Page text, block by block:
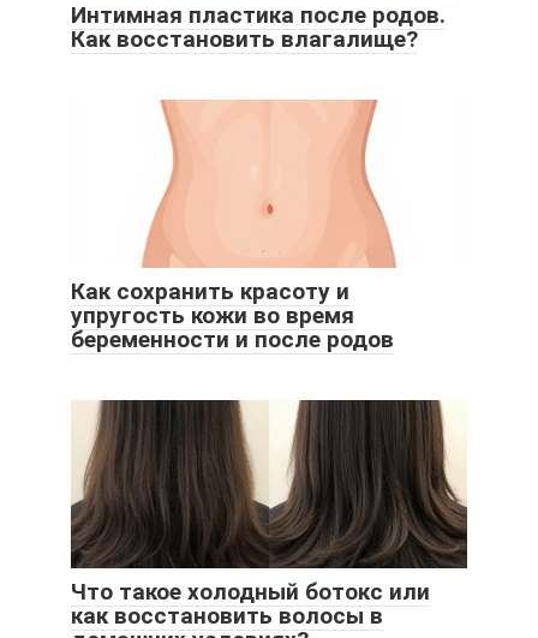
Интимная пластика после родов.
Как восстановить влагалище?
Как сохранить красоту и
упругость кожи во время
беременности и после родов
Что такое холодный ботокс или
как восстановить волосы в